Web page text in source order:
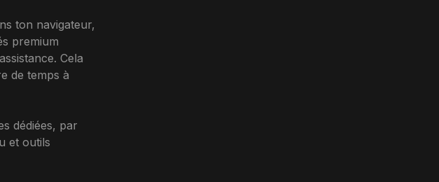
ton navigateur,
premium
Cela
de temps à
dédiées, par
et outils